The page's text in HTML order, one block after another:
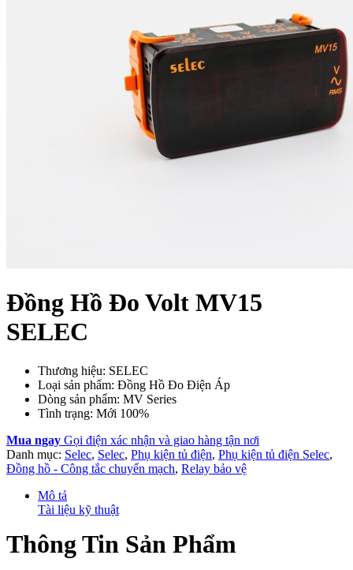
Đồng Hồ Đo Volt MV15
SELEC
Thương hiệu: SELEC
Loại sản phẩm: Đồng Hồ Đo Điện Áp
Dòng sản phẩm: MV Series
Tình trạng: Mới 100%
Mua ngay Gọi điện xác nhận và giao hàng tận nơi
Danh mục: Selec, Selec, Phụ kiện tủ điện, Phụ kiện tủ điện Selec,
Đồng hồ - Công tắc chuyển mạch, Relay bảo vệ
Mô tả
Tài liệu kỹ thuật
Thông Tin Sản Phẩm